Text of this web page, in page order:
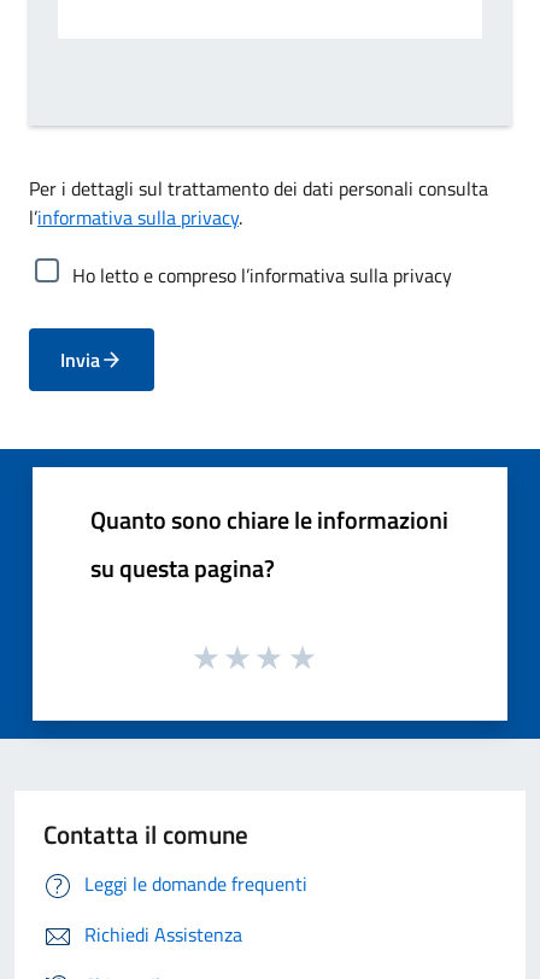
Per i dettagli sul trattamento dei dati personali consulta
l’informativa sulla privacy.
Ho letto e compreso l’informativa sulla privacy
Invia
Quanto sono chiare le informazioni
su questa pagina?
Contatta il comune
Leggi le domande frequenti
Richiedi Assistenza